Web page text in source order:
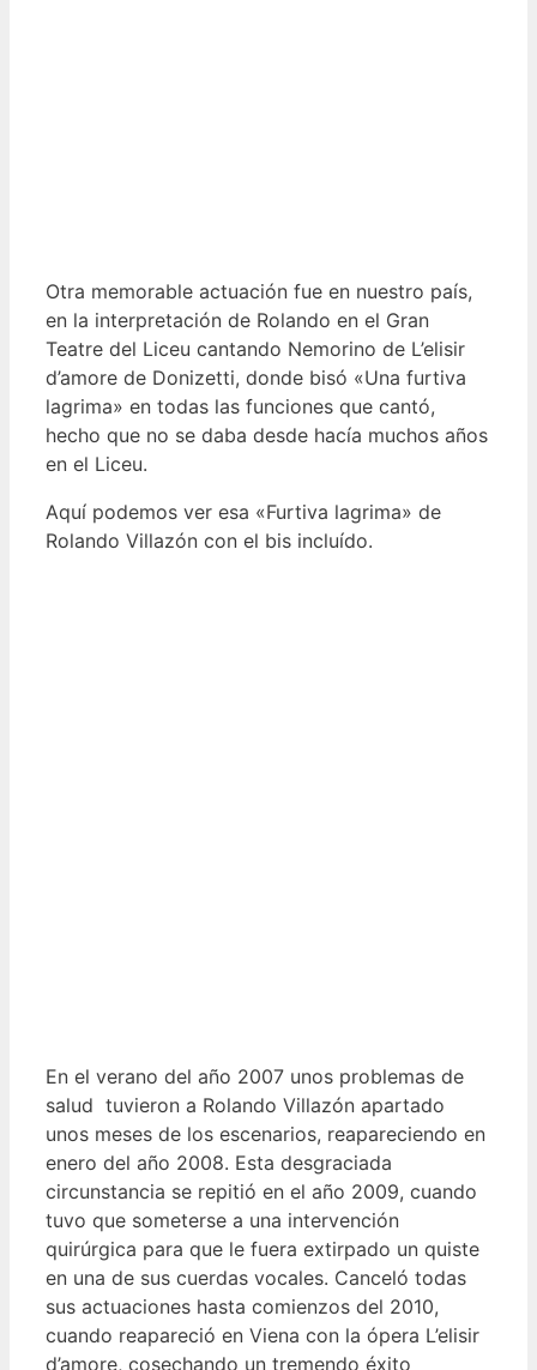
Otra memorable actuación fue en nuestro país,
en la interpretación de Rolando en el Gran
Teatre del Liceu cantando Nemorino de L’elisir
d’amore de Donizetti, donde bisó «Una furtiva
lagrima» en todas las funciones que cantó,
hecho que no se daba desde hacía muchos años
en el Liceu.
Aquí podemos ver esa «Furtiva lagrima» de
Rolando Villazón con el bis incluído.
En el verano del año 2007 unos problemas de
salud tuvieron a Rolando Villazón apartado
unos meses de los escenarios, reapareciendo en
enero del año 2008. Esta desgraciada
circunstancia se repitió en el año 2009, cuando
tuvo que someterse a una intervención
quirúrgica para que le fuera extirpado un quiste
en una de sus cuerdas vocales. Canceló todas
sus actuaciones hasta comienzos del 2010,
cuando reapareció en Viena con la ópera L’elisir
d’amore, cosechando un tremendo éxito